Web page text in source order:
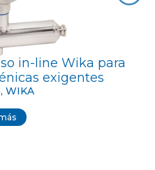
in-line Wika para
exigentes
WIKA